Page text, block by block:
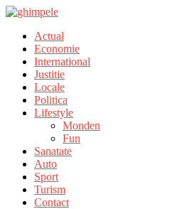
Actual
Economie
International
Justitie
Locale
Politica
Lifestyle
Monden
Fun
Sanatate
Auto
Sport
Turism
Contact